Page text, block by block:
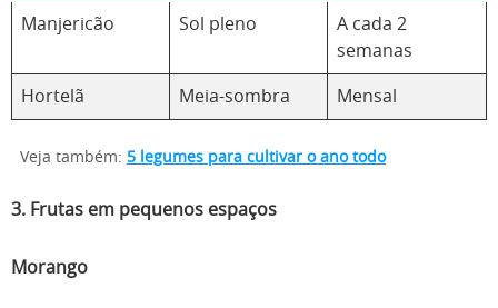
Manjericão Sol pleno
A cada 2
semanas
Hortelã Meia-sombra Mensal
Veja também: 5 legumes para cultivar o ano todo
3. Frutas em pequenos espaços
Morango